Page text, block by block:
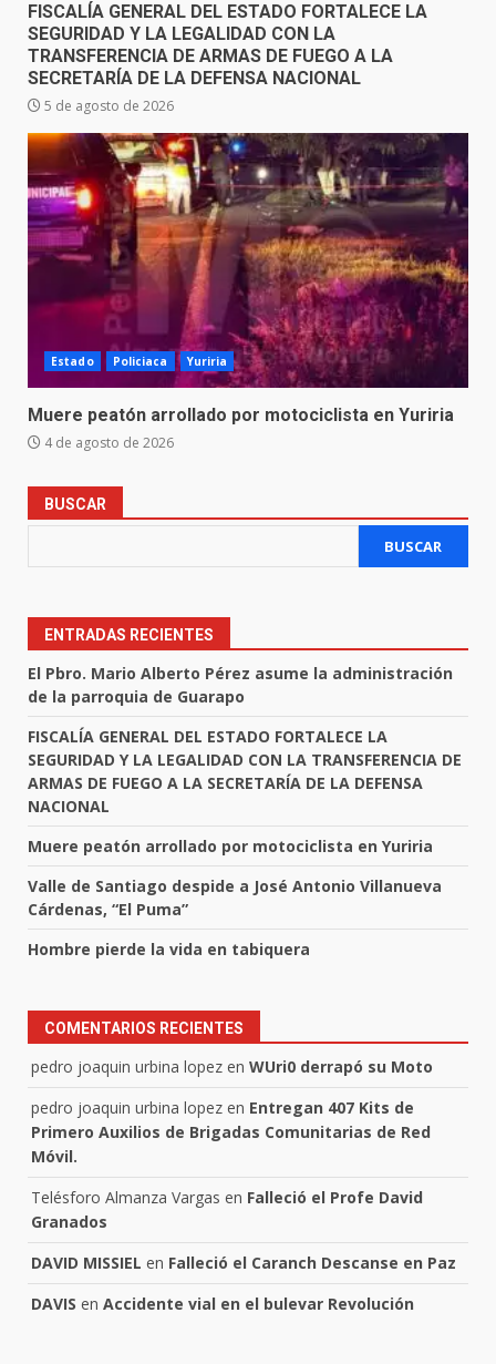
FISCALÍA GENERAL DEL ESTADO FORTALECE LA
SEGURIDAD Y LA LEGALIDAD CON LA
TRANSFERENCIA DE ARMAS DE FUEGO A LA
SECRETARÍA DE LA DEFENSA NACIONAL
5 de agosto de 2026
Estado Policiaca Yuriria
Muere peatón arrollado por motociclista en Yuriria
4 de agosto de 2026
BUSCAR
BUSCAR
ENTRADAS RECIENTES
El Pbro. Mario Alberto Pérez asume la administración
de la parroquia de Guarapo
FISCALÍA GENERAL DEL ESTADO FORTALECE LA
SEGURIDAD Y LA LEGALIDAD CON LA TRANSFERENCIA DE
ARMAS DE FUEGO A LA SECRETARÍA DE LA DEFENSA
NACIONAL
Muere peatón arrollado por motociclista en Yuriria
Valle de Santiago despide a José Antonio Villanueva
Cárdenas, “El Puma”
Hombre pierde la vida en tabiquera
COMENTARIOS RECIENTES
pedro joaquin urbina lopez en WUri0 derrapó su Moto
pedro joaquin urbina lopez en Entregan 407 Kits de
Primero Auxilios de Brigadas Comunitarias de Red
Móvil.
Telésforo Almanza Vargas en Falleció el Profe David
Granados
DAVID MISSIEL en Falleció el Caranch Descanse en Paz
DAVIS en Accidente vial en el bulevar Revolución